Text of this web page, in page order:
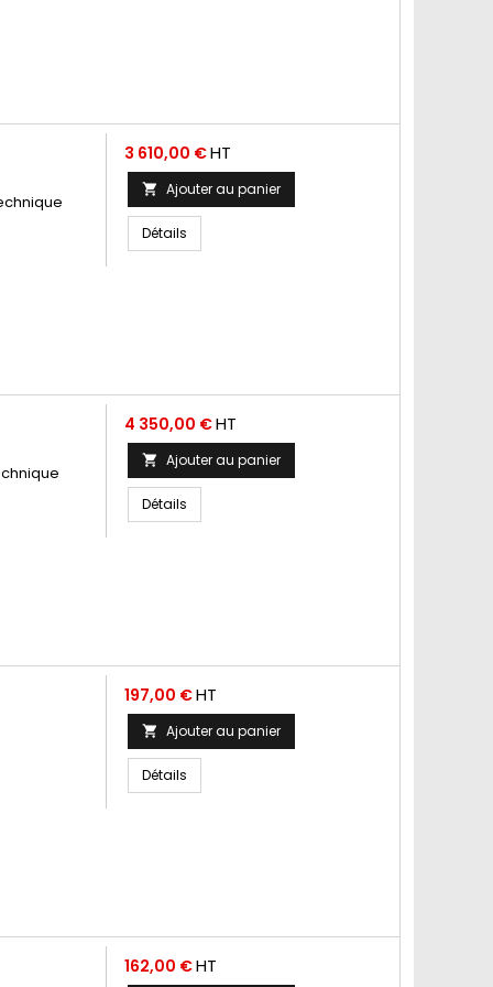
Prix
3 610,00 €HT
 Ajouter au panier
Détails
Prix
4 350,00 €HT
 Ajouter au panier
Détails
Prix
197,00 €HT
 Ajouter au panier
Détails
Prix
162,00 €HT